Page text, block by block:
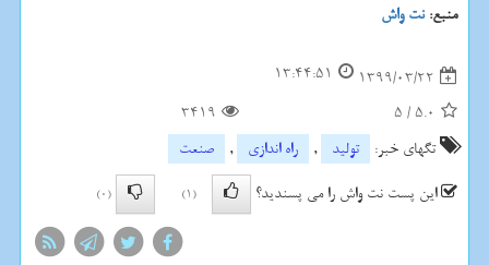
منبع:نت واش
1399/03/22
13:44:51
5.0
/
5
3419
تگهای خبر:
تولید , راه اندازی ,
صنعت
این پست نت واش را می پسندید؟
(1)
(0)